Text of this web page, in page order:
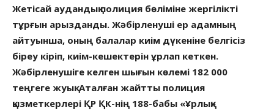
Жетісай аудандық полиция бөліміне жергілікті
тұрғын арызданды. Жәбірленуші ер адамның
айтуынша, оның балалар киім дүкеніне белгісіз
біреу кіріп, киім-кешектерін ұрлап кеткен.
Жәбірленушіге келген шығын көлемі 182 000
теңгеге жуық. Аталған жайтты полиция
қызметкерлері ҚР ҚК-нің 188-бабы «Ұрлық»